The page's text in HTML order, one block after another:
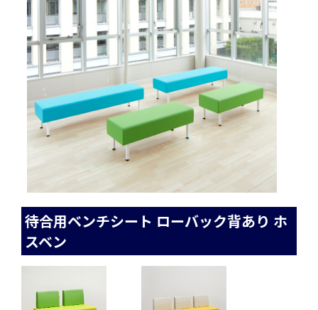
待合用ベンチシート ローバック背あり ホ
スベン